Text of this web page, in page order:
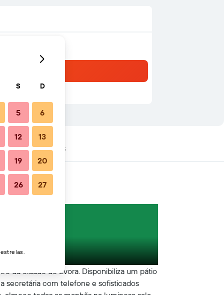
próximos
da cidade de Évora. Disponibiliza um pátio
secretária com telefone e sofisticados
S D
5 6
12 13
19 20
26 27